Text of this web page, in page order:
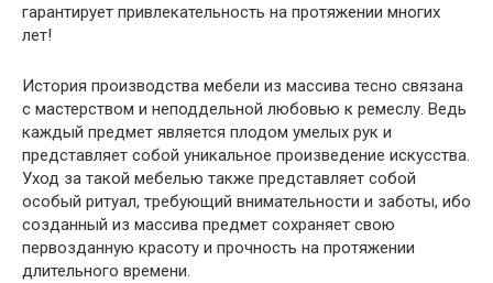
гарантирует привлекательность на протяжении многих
лет!
История производства мебели из массива тесно связана
с мастерством и неподдельной любовью к ремеслу. Ведь
каждый предмет является плодом умелых рук и
представляет собой уникальное произведение искусства.
Уход за такой мебелью также представляет собой
особый ритуал, требующий внимательности и заботы, ибо
созданный из массива предмет сохраняет свою
первозданную красоту и прочность на протяжении
длительного времени.